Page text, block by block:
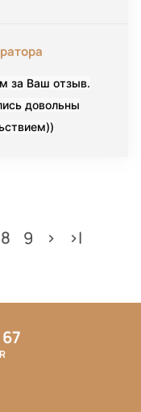
за Ваш отзыв.
довольны
8 9 > >|